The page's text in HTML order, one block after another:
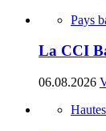
Pays
La CCI
06.08.2026